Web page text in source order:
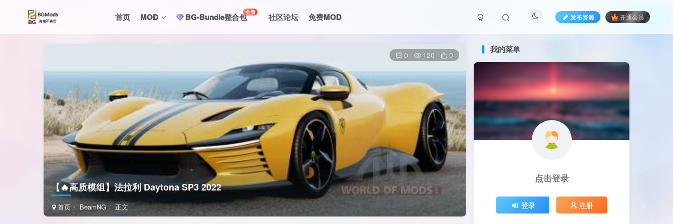
首页 MOD BG-Bundle整合包全新 社区论坛 免费MOD 发布资源 开通会员
【🔥高质模组】法拉利 Daytona SP3 2022
首页 BeamNG 正文
0 120 0
我的菜单
点击登录
登录 注册